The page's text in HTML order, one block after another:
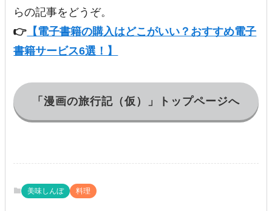
らの記事をどうぞ。
👉 【電子書籍の購入はどこがいい？おすすめ電子
書籍サービス6選！】
「漫画の旅行記（仮）」トップページへ
美味しんぼ 料理